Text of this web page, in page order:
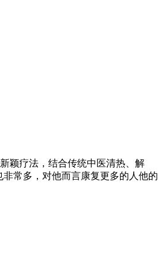
颖疗法，结合传统中医清热、解
常多，对他而言康复更多的人他的